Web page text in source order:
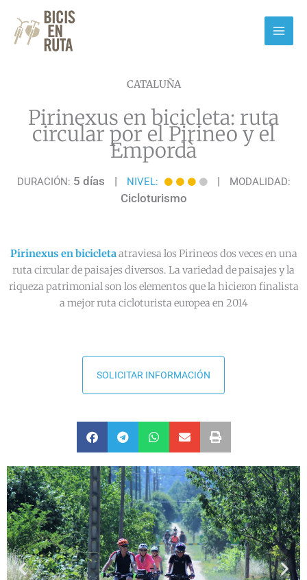
contenido
CATALUÑA
Pirinexus en bicicleta: ruta
circular por el Pirineo y el
Empordà
DURACIÓN: 5 días | NIVEL: | MODALIDAD:
Cicloturismo
Pirinexus en bicicletaatraviesa los Pirineos dos veces en una
ruta circular de paisajes diversos. La variedad de paisajes y la
riqueza patrimonial son los elementos que la hicieron finalista
a mejor ruta cicloturista europea en 2014
SOLICITAR INFORMACIÓN